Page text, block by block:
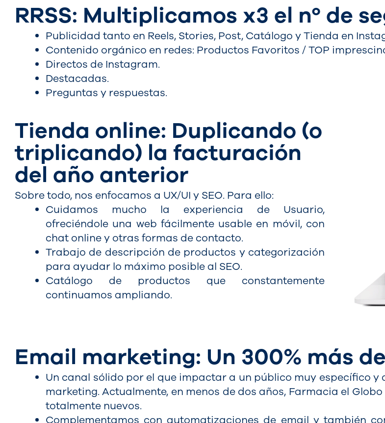
RRSS: Multiplicamos x3 el nº de
Publicidad tanto en Reels, Stories, Post, Catálogo y Tienda en
Contenido orgánico en redes: Productos Favoritos / TOP
Directos de Instagram.
Destacadas.
Preguntas y respuestas.
Tienda online: Duplicando (o
triplicando) la facturación
del año anterior
Sobre todo, nos enfocamos a UX/UI y SEO. Para ello:
Cuidamos mucho la experiencia de Usuario,
ofreciéndole una web fácilmente usable en móvil, con
chat online y otras formas de contacto.
Trabajo de descripción de productos y categorización
para ayudar lo máximo posible al SEO.
Catálogo de productos que constantemente
continuamos ampliando.
Email marketing: Un 300% más
Un canal sólido por el que impactar a un público muy específico
marketing. Actualmente, en menos de dos años, Farmacia el
totalmente nuevos.
Complementamos con automatizaciones de email y también